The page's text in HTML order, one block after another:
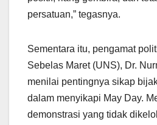
persatuan,” tegasnya.
Sementara itu, pengamat
Sebelas Maret (UNS), Dr.
menilai pentingnya sikap
dalam menyikapi May Day.
demonstrasi yang tidak